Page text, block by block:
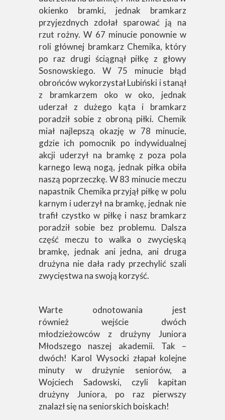
okienko bramki, jednak bramkarz
przyjezdnych zdołał sparować ją na
rzut rożny. W 67 minucie ponownie w
roli głównej bramkarz Chemika, który
po raz drugi ściągnął piłkę z głowy
Sosnowskiego. W 75 minucie błąd
obrońców wykorzystał Lubiński i stanął
z bramkarzem oko w oko, jednak
uderzał z dużego kąta i bramkarz
poradził sobie z obroną piłki. Chemik
miał najlepszą okazję w 78 minucie,
gdzie ich pomocnik po indywidualnej
akcji uderzył na bramkę z poza pola
karnego lewą nogą, jednak piłka obiła
naszą poprzeczkę. W 83 minucie meczu
napastnik Chemika przyjął piłkę w polu
karnym i uderzył na bramkę, jednak nie
trafił czystko w piłkę i nasz bramkarz
poradził sobie bez problemu. Dalsza
część meczu to walka o zwycięską
bramkę, jednak ani jedna, ani druga
drużyna nie dała rady przechylić szali
zwycięstwa na swoją korzyść.
Warte odnotowania jest
również wejście dwóch
młodzieżowców z drużyny Juniora
Młodszego naszej akademii. Tak –
dwóch! Karol Wysocki złapał kolejne
minuty w drużynie seniorów, a
Wojciech Sadowski, czyli kapitan
drużyny Juniora, po raz pierwszy
znalazł się na seniorskich boiskach!